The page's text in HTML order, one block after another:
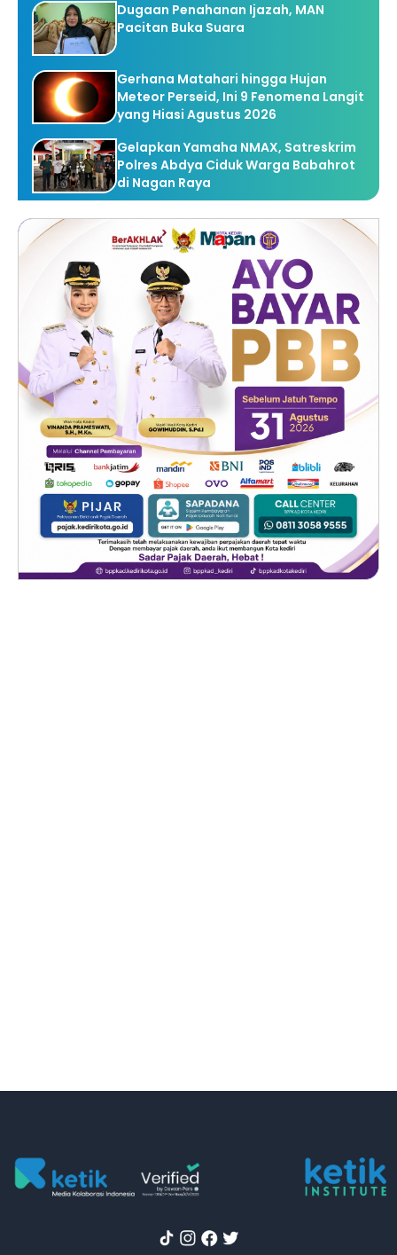
Dugaan Penahanan Ijazah, MAN
Pacitan Buka Suara
Gerhana Matahari hingga Hujan
Meteor Perseid, Ini 9 Fenomena Langit
yang Hiasi Agustus 2026
Gelapkan Yamaha NMAX, Satreskrim
Polres Abdya Ciduk Warga Babahrot
di Nagan Raya